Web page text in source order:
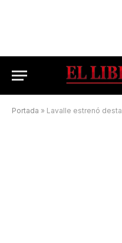
Portada » Lavalle estrenó